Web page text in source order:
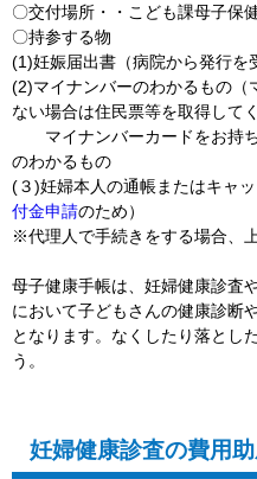
〇交付場所・・こども課母子保
〇持参する物
(1)妊娠届出書（病院から発行を
(2)マイナンバーのわかるもの（
ない場合は住民票等を取得して
マイナンバーカードをお持
のわかるもの
(３)妊婦本人の通帳またはキャ
付金申請のため）
※代理人で手続きをする場合、
母子健康手帳は、妊婦健康診査
において子どもさんの健康診断
となります。なくしたり落とし
う。
妊婦健康診査の費用